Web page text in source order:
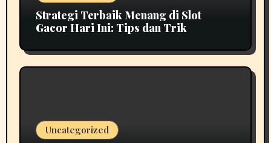
Strategi Terbaik Menang di Slot
Gacor Hari Ini: Tips dan Trik
Uncategorized